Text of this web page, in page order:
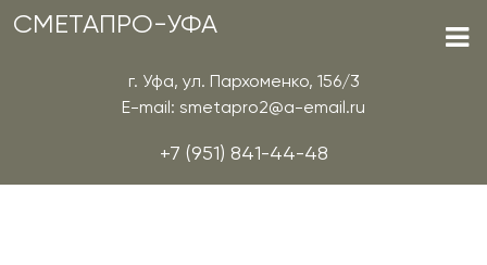
СМЕТАПРО-УФА
г. Уфа, ул. Пархоменко, 156/3
E-mail: smetapro2@a-email.ru
+7 (951) 841-44-48